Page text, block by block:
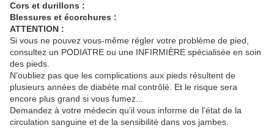
Cors et durillons :
Blessures et écorchures :
ATTENTION :
Si vous ne pouvez vous-même régler votre problème de pied,
consultez un PODIATRE ou une INFIRMIÈRE spécialisée en soin
des pieds.
N’oubliez pas que les complications aux pieds résultent de
plusieurs années de diabète mal contrôlé. Et le risque sera
encore plus grand si vous fumez...
Demandez à votre médecin qu’il vous informe de l’état de la
circulation sanguine et de la sensibilité dans vos jambes.